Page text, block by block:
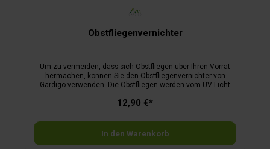
Obstfliegenvernichter
Um zu vermeiden, dass sich Obstfliegen über Ihren Vorrat
hermachen, können Sie den Obstfliegenvernichter von
Gardigo verwenden. Die Obstfliegen werden vom UV-Licht
schnell und schmerzlos getötet. Wirkungsbereich: 20 m².
stehenden Insekten ist die Benutzung des Gerätes
ausschließlich in Innenräumen zugelassen. Die Verwendung
im Freien verstößt gegen das Naturschutzgesetz.
12,90 €*
In den Warenkorb